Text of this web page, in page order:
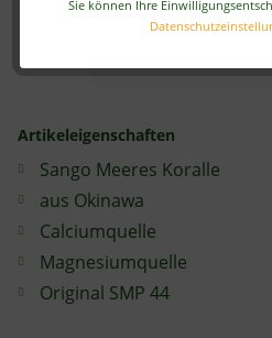
Sie können Ihre
Artikel-Nr.: A-
Artikeleigenschaften
Sango Meeres Koralle
aus Okinawa
Calciumquelle
Magnesiumquelle
Original SMP 44